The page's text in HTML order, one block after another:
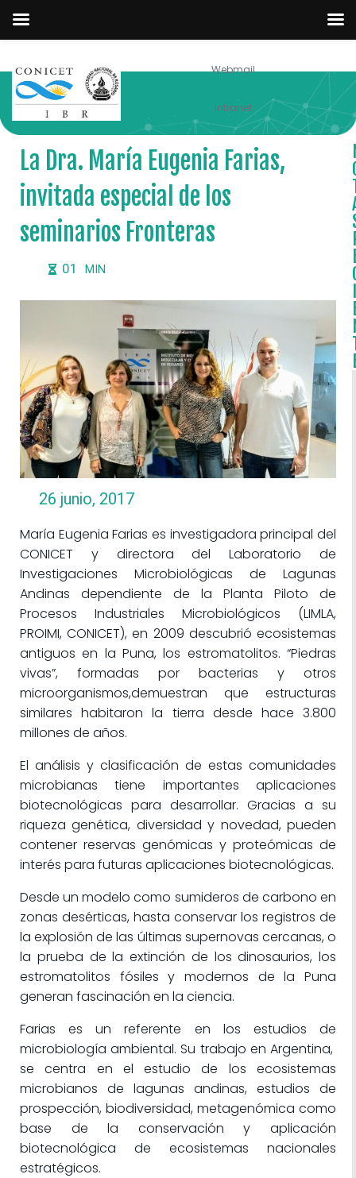
Webmail
Intranet
NOTICIAS
La Dra. María Eugenia Farias,
invitada especial de los
seminarios Fronteras
01 MIN
26 junio, 2017
María Eugenia Farias es investigadora principal del
CONICET y directora del Laboratorio de
Investigaciones Microbiológicas de Lagunas
Andinas dependiente de la Planta Piloto de
Procesos Industriales Microbiológicos (LIMLA,
PROIMI, CONICET), en 2009 descubrió ecosistemas
antiguos en la Puna, los estromatolitos. “Piedras
vivas”, formadas por bacterias y otros
microorganismos,demuestran que estructuras
similares habitaron la tierra desde hace 3.800
millones de años.
El análisis y clasificación de estas comunidades
microbianas tiene importantes aplicaciones
biotecnológicas para desarrollar. Gracias a su
riqueza genética, diversidad y novedad, pueden
contener reservas genómicas y proteómicas de
interés para futuras aplicaciones biotecnológicas.
Desde un modelo como sumideros de carbono en
zonas desérticas, hasta conservar los registros de
la explosión de las últimas supernovas cercanas, o
la prueba de la extinción de los dinosaurios, los
estromatolitos fósiles y modernos de la Puna
generan fascinación en la ciencia.
Farias es un referente en los estudios de
microbiología ambiental. Su trabajo en Argentina,
se centra en el estudio de los ecosistemas
microbianos de lagunas andinas, estudios de
prospección, biodiversidad, metagenómica como
base de la conservación y aplicación
biotecnológica de ecosistemas nacionales
estratégicos.